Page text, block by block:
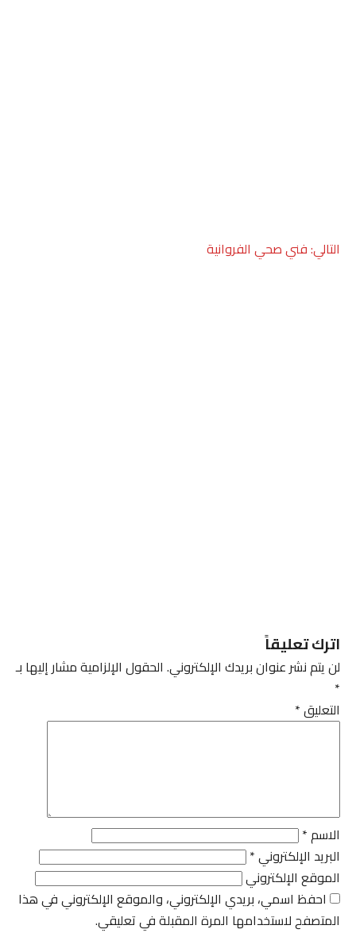
التالي:فني صحي الفروانية
اترك تعليقاً
لن يتم نشر عنوان بريدك الإلكتروني.الحقول الإلزامية مشار إليها بـ
التعليق*
الاسم*
البريد الإلكتروني*
الموقع الإلكتروني
احفظ اسمي، بريدي الإلكتروني، والموقع الإلكتروني في هذا
المتصفح لاستخدامها المرة المقبلة في تعليقي.